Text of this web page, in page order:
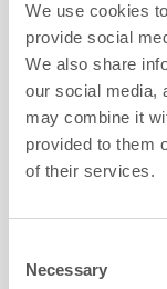
We use cookies
provide social
We also share
our social media,
may combine it
provided to them
of their services.
Selection
Necessary
Höhe
Breite
Tiefe
Gewicht